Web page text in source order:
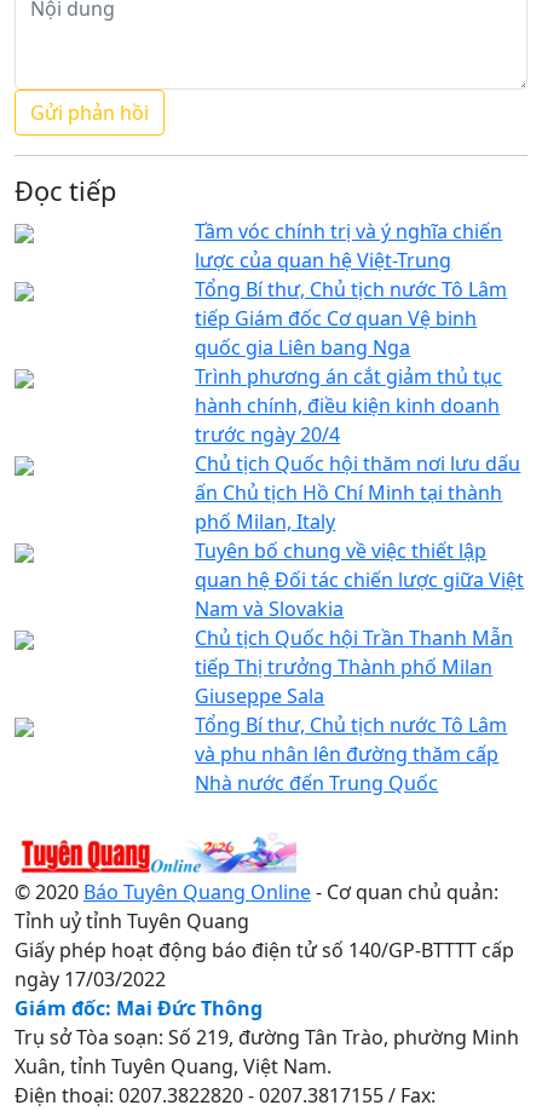
Đọc tiếp
Tầm vóc chính trị và ý nghĩa chiến
lược của quan hệ Việt-Trung
Tổng Bí thư, Chủ tịch nước Tô Lâm
tiếp Giám đốc Cơ quan Vệ binh
quốc gia Liên bang Nga
Trình phương án cắt giảm thủ tục
hành chính, điều kiện kinh doanh
trước ngày 20/4
Chủ tịch Quốc hội thăm nơi lưu dấu
ấn Chủ tịch Hồ Chí Minh tại thành
phố Milan, Italy
Tuyên bố chung về việc thiết lập
quan hệ Đối tác chiến lược giữa Việt
Nam và Slovakia
Chủ tịch Quốc hội Trần Thanh Mẫn
tiếp Thị trưởng Thành phố Milan
Giuseppe Sala
Tổng Bí thư, Chủ tịch nước Tô Lâm
và phu nhân lên đường thăm cấp
Nhà nước đến Trung Quốc
© 2020 Báo Tuyên Quang Online- Cơ quan chủ quản:
Tỉnh uỷ tỉnh Tuyên Quang
Giấy phép hoạt động báo điện tử số 140/GP-BTTTT cấp
ngày 17/03/2022
Giám đốc: Mai Đức Thông
Trụ sở Tòa soạn: Số 219, đường Tân Trào, phường Minh
Xuân, tỉnh Tuyên Quang, Việt Nam.
Điện thoại: 0207.3822820 - 0207.3817155 / Fax: